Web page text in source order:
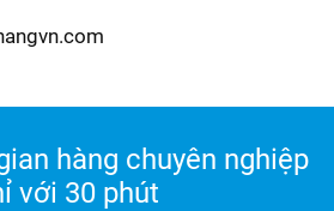
hàng chuyên nghiệp
với 30 phút